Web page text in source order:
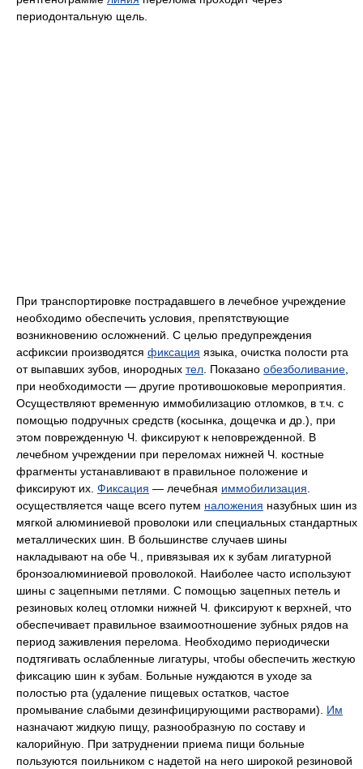
периодонтальную щель.
При транспортировке пострадавшего в лечебное учреждение
необходимо обеспечить условия, препятствующие
возникновению осложнений. С целью предупреждения
асфиксии производятся фиксация языка, очистка полости рта
от выпавших зубов, инородных тел. Показано обезболивание,
при необходимости — другие противошоковые мероприятия.
Осуществляют временную иммобилизацию отломков, в т.ч. с
помощью подручных средств (косынка, дощечка и др.), при
этом поврежденную Ч. фиксируют к неповрежденной. В
лечебном учреждении при переломах нижней Ч. костные
фрагменты устанавливают в правильное положение и
фиксируют их. Фиксация — лечебная иммобилизация.
осуществляется чаще всего путем наложения назубных шин из
мягкой алюминиевой проволоки или специальных стандартных
металлических шин. В большинстве случаев шины
накладывают на обе Ч., привязывая их к зубам лигатурной
бронзоалюминиевой проволокой. Наиболее часто используют
шины с зацепными петлями. С помощью зацепных петель и
резиновых колец отломки нижней Ч. фиксируют к верхней, что
обеспечивает правильное взаимоотношение зубных рядов на
период заживления перелома. Необходимо периодически
подтягивать ослабленные лигатуры, чтобы обеспечить жесткую
фиксацию шин к зубам. Больные нуждаются в уходе за
полостью рта (удаление пищевых остатков, частое
промывание слабыми дезинфицирующими растворами). Им
назначают жидкую пищу, разнообразную по составу и
калорийную. При затруднении приема пищи больные
пользуются поильником с надетой на него широкой резиновой